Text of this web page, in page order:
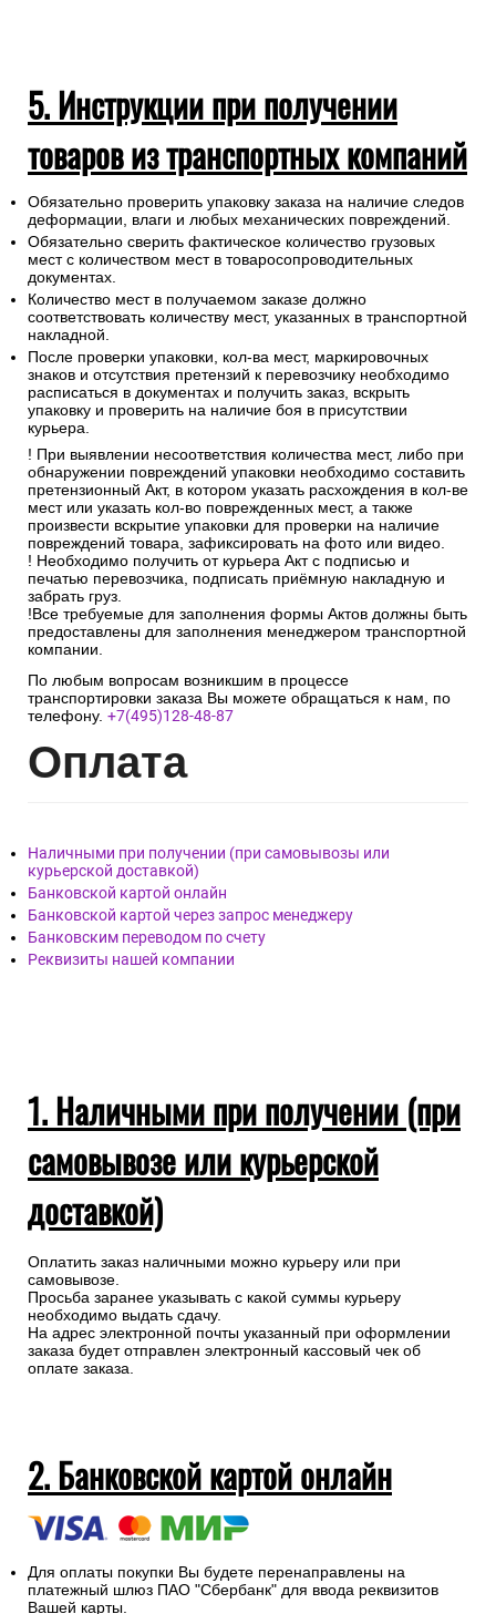
5. Инструкции при получении
товаров из транспортных компаний
Обязательно проверить упаковку заказа на наличие следов
деформации, влаги и любых механических повреждений.
Обязательно сверить фактическое количество грузовых
мест с количеством мест в товаросопроводительных
документах.
Количество мест в получаемом заказе должно
соответствовать количеству мест, указанных в транспортной
накладной.
После проверки упаковки, кол-ва мест, маркировочных
знаков и отсутствия претензий к перевозчику необходимо
расписаться в документах и получить заказ, вскрыть
упаковку и проверить на наличие боя в присутствии
курьера.
! При выявлении несоответствия количества мест, либо при
обнаружении повреждений упаковки необходимо составить
претензионный Акт, в котором указать расхождения в кол-ве
мест или указать кол-во поврежденных мест, а также
произвести вскрытие упаковки для проверки на наличие
повреждений товара, зафиксировать на фото или видео.
! Необходимо получить от курьера Акт с подписью и
печатью перевозчика, подписать приёмную накладную и
забрать груз.
!Все требуемые для заполнения формы Актов должны быть
предоставлены для заполнения менеджером транспортной
компании.
По любым вопросам возникшим в процессе
транспортировки заказа Вы можете обращаться к нам, по
телефону. +7(495)128-48-87
Оплата
Наличными при получении (при самовывозы или
курьерской доставкой)
Банковской картой онлайн
Банковской картой через запрос менеджеру
Банковским переводом по счету
Реквизиты нашей компании
1. Наличными при получении (при
самовывозе или курьерской
доставкой)
Оплатить заказ наличными можно курьеру или при
самовывозе.
Просьба заранее указывать с какой суммы курьеру
необходимо выдать сдачу.
На адрес электронной почты указанный при оформлении
заказа будет отправлен электронный кассовый чек об
оплате заказа.
2. Банковской картой онлайн
Для оплаты покупки Вы будете перенаправлены на
платежный шлюз ПАО "Сбербанк" для ввода реквизитов
Вашей карты.